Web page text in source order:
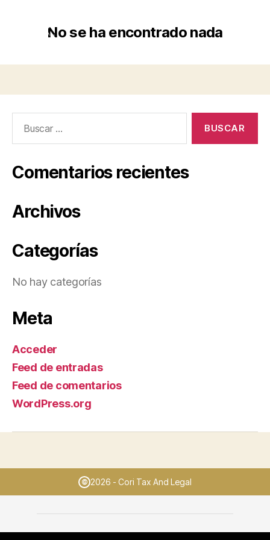
No se ha encontrado nada
Comentarios recientes
Archivos
Categorías
No hay categorías
Meta
Acceder
Feed de entradas
Feed de comentarios
WordPress.org
© 2026 - Cori Tax And Legal